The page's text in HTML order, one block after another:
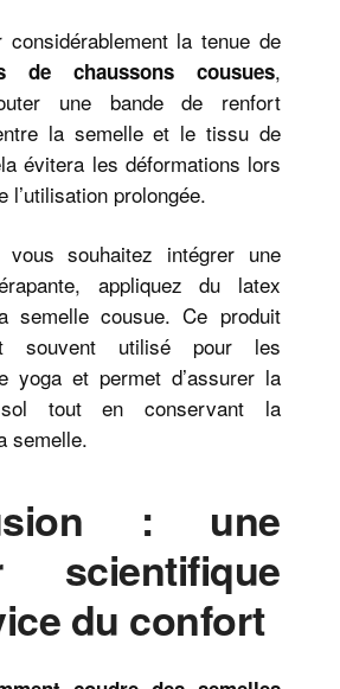
considérablement la tenue de
de chaussons cousues,
une bande de renfort
la semelle et le tissu de
évitera les déformations lors
l’utilisation prolongée.
souhaitez intégrer une
appliquez du latex
semelle cousue. Ce produit
souvent utilisé pour les
yoga et permet d’assurer la
tout en conservant la
semelle.
: une
scientifique
du confort